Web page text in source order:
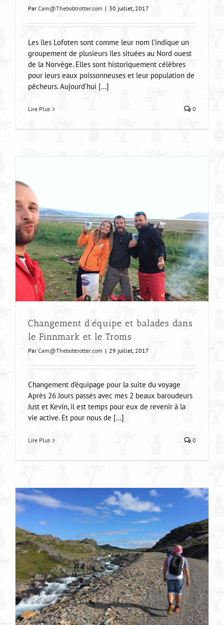
Par Cam@Thebobtrotter.com | 30 juillet, 2017
Les îles Lofoten sont comme leur nom l’indique un
groupement de plusieurs îles situées au Nord ouest
de la Norvège. Elles sont historiquement célèbres
pour leurs eaux poissonneuses et leur population de
pêcheurs. Aujourd’hui [...]
Lire Plus 0
Changement d’équipe et balades dans
le Finnmark et le Troms
Par Cam@Thebobtrotter.com | 29 juillet, 2017
Changement d’équipage pour la suite du voyage
Après 26 Jours passés avec mes 2 beaux baroudeurs
Just et Kevin, il est temps pour eux de revenir à la
vie active. Et pour nous de [...]
Lire Plus 0